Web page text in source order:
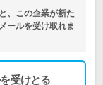
、この企業が新た
ールを受け取れま
受けとる